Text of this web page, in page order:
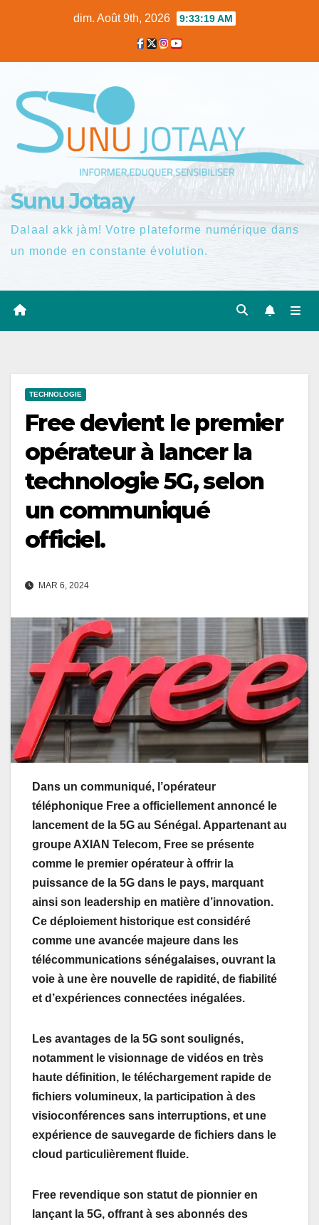
dim. Août 9th, 2026 9:33:20 AM
Sunu Jotaay
Dalaal akk jàm! Votre plateforme numérique dans
un monde en constante évolution.
TECHNOLOGIE
Free devient le premier
opérateur à lancer la
technologie 5G, selon
un communiqué
officiel.
MAR 6, 2024
Dans un communiqué, l’opérateur
téléphonique Free a officiellement annoncé le
lancement de la 5G au Sénégal. Appartenant au
groupe AXIAN Telecom, Free se présente
comme le premier opérateur à offrir la
puissance de la 5G dans le pays, marquant
ainsi son leadership en matière d’innovation.
Ce déploiement historique est considéré
comme une avancée majeure dans les
télécommunications sénégalaises, ouvrant la
voie à une ère nouvelle de rapidité, de fiabilité
et d’expériences connectées inégalées.
Les avantages de la 5G sont soulignés,
notamment le visionnage de vidéos en très
haute définition, le téléchargement rapide de
fichiers volumineux, la participation à des
visioconférences sans interruptions, et une
expérience de sauvegarde de fichiers dans le
cloud particulièrement fluide.
Free revendique son statut de pionnier en
lançant la 5G, offrant à ses abonnés des